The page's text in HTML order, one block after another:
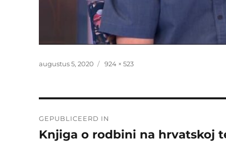
Geplaatst
augustus 5, 2020
Volledige
924 × 523
navigatie
GEPUBLICEERD IN
Knjiga o rodbini na hrvatskoj